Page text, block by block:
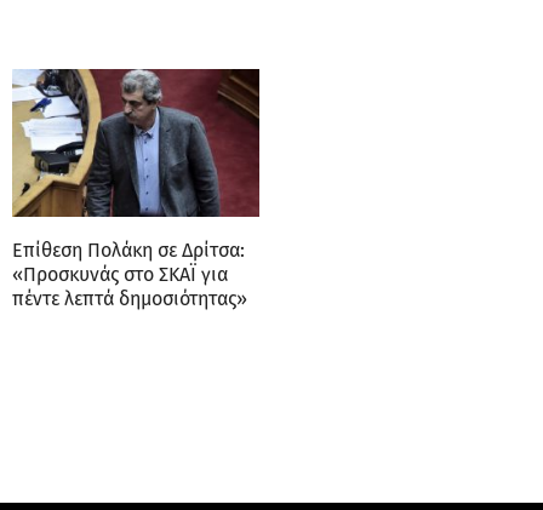
Επίθεση Πολάκη σε Δρίτσα:
«Προσκυνάς στο ΣΚΑΪ για
πέντε λεπτά δημοσιότητας»